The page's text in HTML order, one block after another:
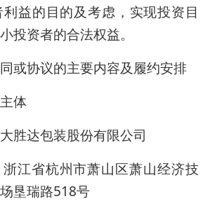
益的目的及考虑，实现投资目
投资者的合法权益。
或协议的主要内容及履约安排
体
胜达包装股份有限公司
江省杭州市萧山区萧山经济技
垦瑞路518号